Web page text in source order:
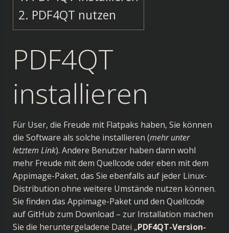
2. PDF4QT nutzen
PDF4QT
installieren
Für User, die Freude mit Flatpaks haben, Sie können
die Software als solche installieren (mehr unter
letztem Link). Andere Benutzer haben dann wohl
mehr Freude mit dem Quellcode oder eben mit dem
Appimage-Paket, das Sie ebenfalls auf jeder Linux-
Distribution ohne weitere Umstände nutzen können.
Sie finden das Appimage-Paket und den Quellcode
aufGitHub zum Download – zur Installation machen
Sie die heruntergeladene Datei „PDF4QT-Version-